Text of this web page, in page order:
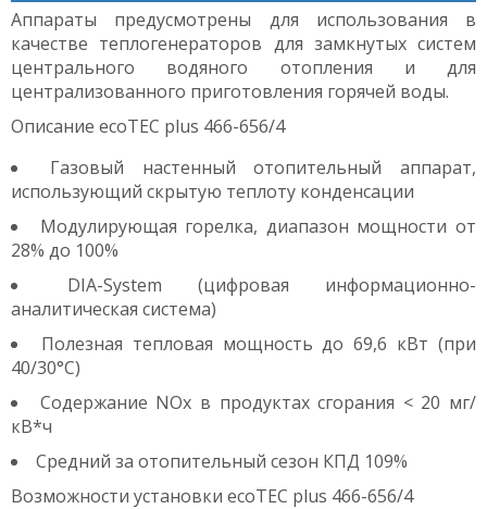
Аппараты предусмотрены для использования в
качестве теплогенераторов для замкнутых систем
центрального водяного отопления и для
централизованного приготовления горячей воды.
Описание ecoTEC plus 466-656/4
Газовый настенный отопительный аппарат,
использующий скрытую теплоту конденсации
Модулирующая горелка, диапазон мощности от
28% до 100%
DIA-System (цифровая информационно-
аналитическая система)
Полезная тепловая мощность до 69,6 кВт (при
40/30°С)
Содержание NОx в продуктах сгорания < 20 мг/
кВ*ч
Средний за отопительный сезон КПД 109%
Возможности установки ecoTEC plus 466-656/4